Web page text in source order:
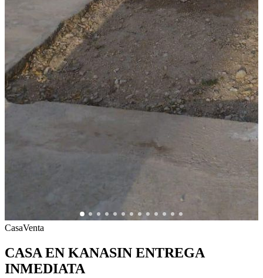
CasaVenta
CASA EN KANASIN ENTREGA
INMEDIATA